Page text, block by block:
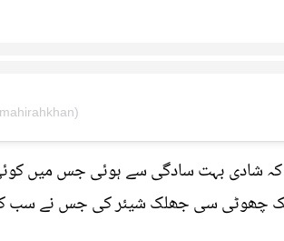
کہ شادی بہت سادگی سے ہوئی جس میں
چھوٹی سی جھلک شیئر کی جس نے سب